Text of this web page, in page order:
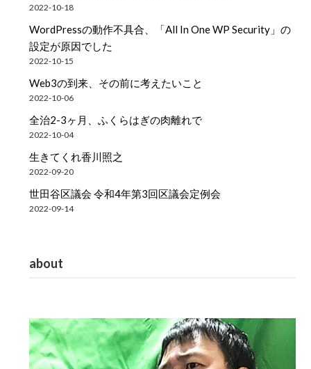
2022-10-18
WordPressの動作不具合、「All In One WP Security」の
設定が原因でした
2022-10-15
Web3の到来、その前に考えたいこと
2022-10-06
全治2-3ヶ月、ふくらはぎの肉離れで
2022-10-04
生きてくれ香川照之
2022-09-20
世田谷区議会 令和4年第3回区議会定例会
2022-09-14
about